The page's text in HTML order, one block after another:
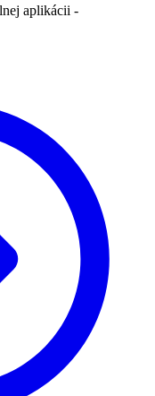
aplikácii -